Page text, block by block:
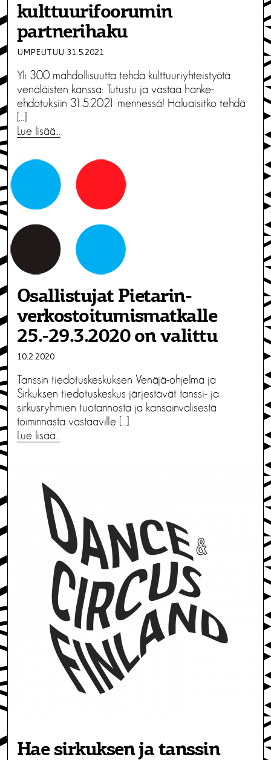
kulttuurifoorumin
partnerihaku
UMPEUTUU 31.5.2021
Yli 300 mahdollisuutta tehdä kulttuuriyhteistyötä
venäläisten kanssa: Tutustu ja vastaa hanke-
ehdotuksiin 31.5.2021 mennessä! Haluaisitko tehdä
Lue lisää…
Osallistujat Pietarin-
verkostoitumis­matkalle
25.-29.3.2020 on valittu
10.2.2020
Tanssin tiedotuskeskuksen Venäjä-ohjelma ja
Sirkuksen tiedotuskeskus järjestävät tanssi- ja
sirkusryhmien tuotannosta ja kansainvälisestä
toiminnasta vastaaville […]
Lue lisää…
Hae sirkuksen ja tanssin